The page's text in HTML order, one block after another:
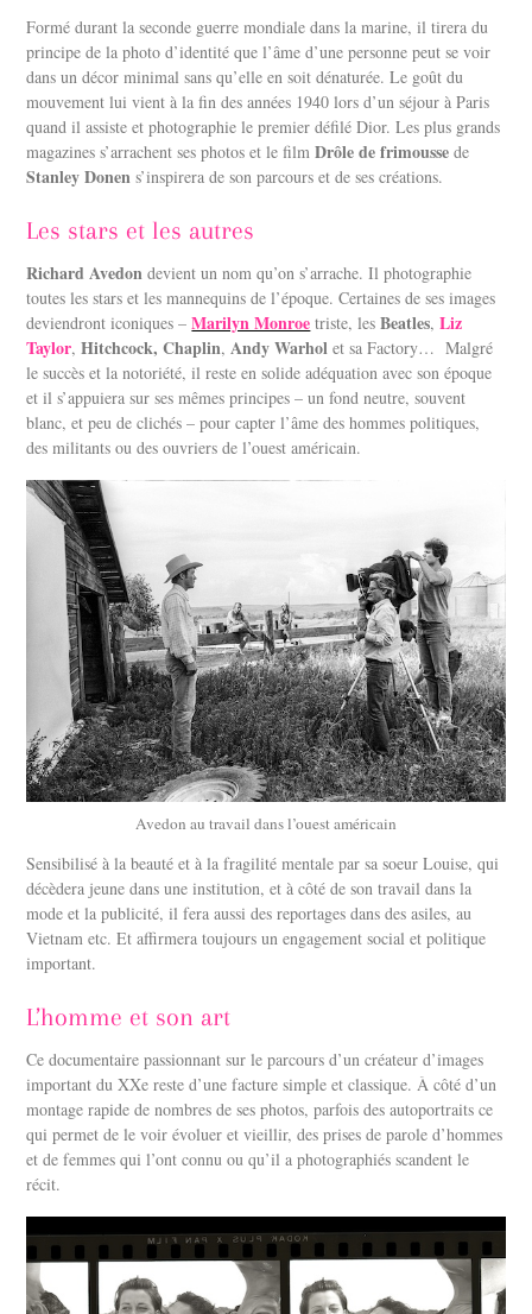
Formé durant la seconde guerre mondiale dans la marine, il tirera du
principe de la photo d’identité que l’âme d’une personne peut se voir
dans un décor minimal sans qu’elle en soit dénaturée. Le goût du
mouvement lui vient à la fin des années 1940 lors d’un séjour à Paris
quand il assiste et photographie le premier défilé Dior. Les plus grands
magazines s’arrachent ses photos et le filmDrôle de frimousse de
Stanley Donen s’inspirera de son parcours et de ses créations.
Les stars et les autres
Richard Avedon devient un nom qu’on s’arrache. Il photographie
toutes les stars et les mannequins de l’époque. Certaines de ses images
deviendront iconiques –Marilyn Monroe triste, lesBeatles,Liz
Taylor,Hitchcock, Chaplin,Andy Warhol et sa Factory… Malgré
le succès et la notoriété, il reste en solide adéquation avec son époque
et il s’appuiera sur ses mêmes principes – un fond neutre, souvent
blanc, et peu de clichés – pour capter l’âme des hommes politiques,
des militants ou des ouvriers de l’ouest américain.
Avedon au travail dans l’ouest américain
Sensibilisé à la beauté et à la fragilité mentale par sa soeur Louise, qui
décèdera jeune dans une institution, et à côté de son travail dans la
mode et la publicité, il fera aussi des reportages dans des asiles, au
Vietnam etc. Et affirmera toujours un engagement social et politique
important.
L’homme et son art
Ce documentaire passionnant sur le parcours d’un créateur d’images
important du XXe reste d’une facture simple et classique. À côté d’un
montage rapide de nombres de ses photos, parfois des autoportraits ce
qui permet de le voir évoluer et vieillir, des prises de parole d’hommes
et de femmes qui l’ont connu ou qu’il a photographiés scandent le
récit.